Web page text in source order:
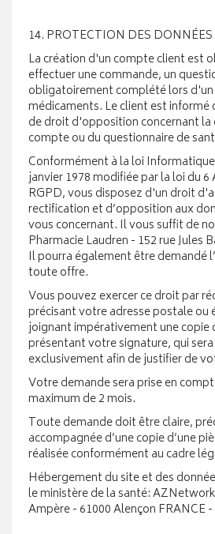
14. PROTECTION DES DONNÉES
La création d'un compte client est
effectuer une commande, un
obligatoirement complété lors
médicaments. Le client est informé
de droit d'opposition concernant la
compte ou du questionnaire de
Conformément à la loi
janvier 1978 modifiée par la loi du 6
RGPD, vous disposez d'un droit
rectification et d’opposition aux
vous concernant. Il vous suffit de
Pharmacie Laudren - 152 rue Jules
Il pourra également être demandé
toute offre.
Vous pouvez exercer ce droit par
précisant votre adresse postale ou
joignant impérativement une copie
présentant votre signature, qui
exclusivement afin de justifier de
Votre demande sera prise en
maximum de 2 mois.
Toute demande doit être claire,
accompagnée d’une copie d’une
réalisée conformément au cadre
Hébergement du site et des
le ministère de la santé:
Ampère - 61000 Alençon FRANCE -